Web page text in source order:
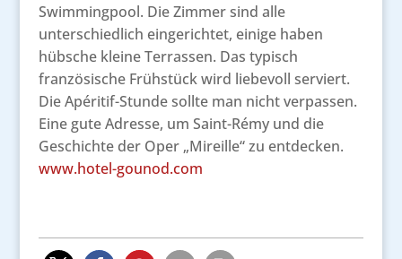
Swimmingpool. Die Zimmer sind alle
unterschiedlich eingerichtet, einige haben
hübsche kleine Terrassen. Das typisch
französische Frühstück wird liebevoll serviert.
Die Apéritif-Stunde sollte man nicht verpassen.
Eine gute Adresse, um Saint-Rémy und die
Geschichte der Oper „Mireille“ zu entdecken.
www.hotel-gounod.com